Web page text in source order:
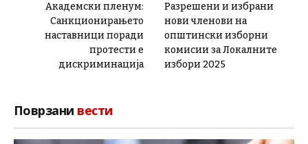
Академски пленум:
Санкционирањето
наставници поради
протести е
дискриминација
Разрешени и избрани
нови членови на
општински изборни
комисии за Локалните
избори 2025
Поврзани вести